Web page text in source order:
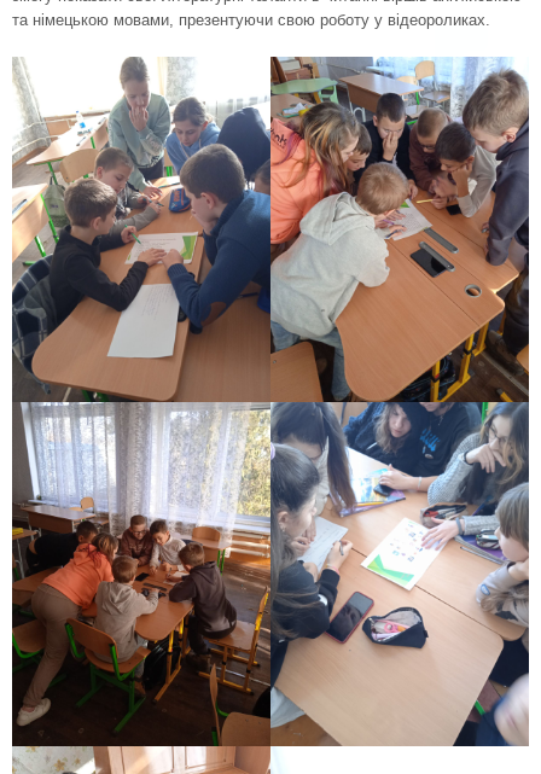
та німецькою мовами, презентуючи свою роботу у відеороликах.